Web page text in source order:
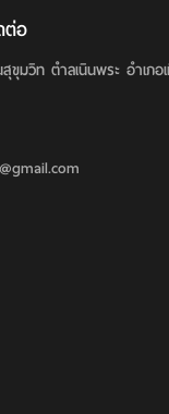
ต่อ
ขุมวิท ตำลเนินพระ อำเภอ